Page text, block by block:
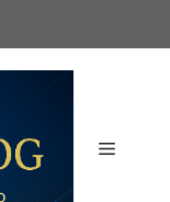
Menu